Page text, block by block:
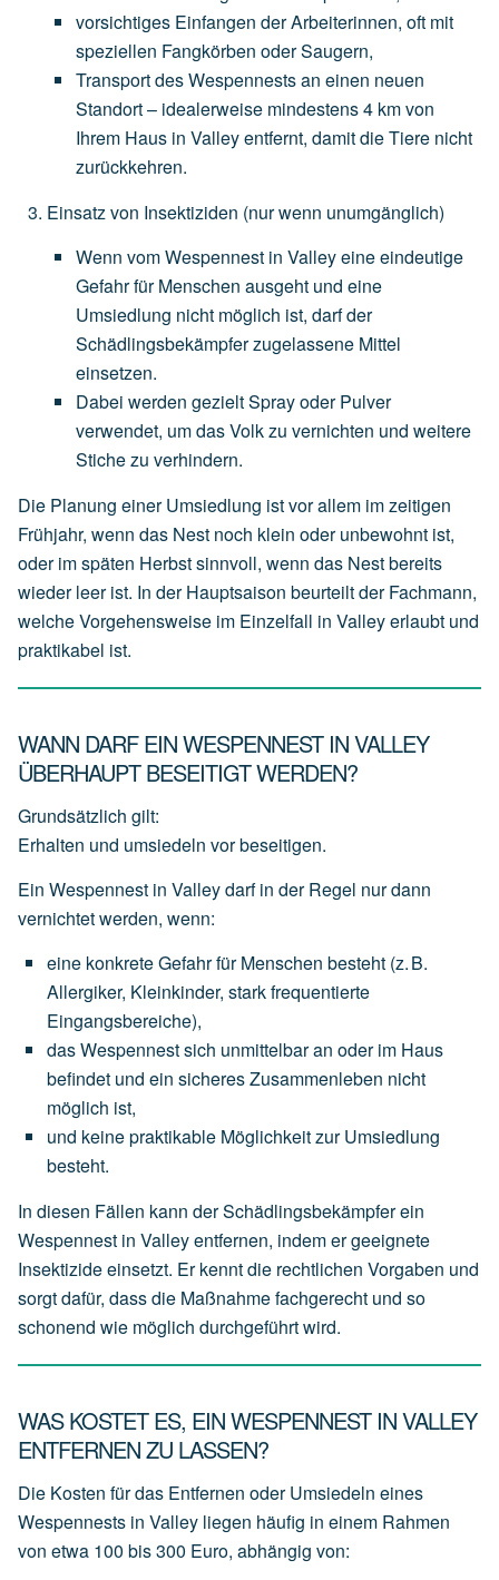
vorsichtiges Einfangen derArbeiterinnen, oft mit
speziellen Fangkörben oderSaugern,
TransportdesWespennestsan einen neuen
Standort– idealerweise mindestens4 kmvon
Ihrem Haus in Valleyentfernt, damitdieTiere nicht
zurückkehren.
Einsatz von Insektiziden (nurwenn unumgänglich)
Wenn vomWespennest in Valleyeineeindeutige
Gefahrfür Menschen ausgeht und eine
Umsiedlung nicht möglich ist, darfder
Schädlingsbekämpferzugelassene Mittel
einsetzen.
Dabei werden gezieltSprayoder Pulver
verwendet, umdasVolkzu vernichten und weitere
Stichezu verhindern.
Die Planung einer Umsiedlung ist vor allem im zeitigen
Frühjahr, wenn das Nest noch klein oder unbewohnt ist,
oder im späten Herbst sinnvoll, wenn das Nest bereits
wieder leer ist. In der Hauptsaison beurteilt der Fachmann,
welche Vorgehensweise im Einzelfall in Valley erlaubt und
praktikabel ist.
WANN DARF EIN WESPENNEST IN VALLEY
ÜBERHAUPT BESEITIGT WERDEN?
Grundsätzlich gilt:
Erhalten und umsiedeln vor beseitigen.
Ein Wespennest in Valley darf in der Regel nur dann
vernichtet werden, wenn:
eine konkrete Gefahr für Menschen besteht (z.B.
Allergiker, Kleinkinder, starkfrequentierte
Eingangsbereiche),
dasWespennestsich unmittelbar an oder im Haus
befindet und ein sicheresZusammenleben nicht
möglich ist,
und keinepraktikable Möglichkeitzur Umsiedlung
besteht.
In diesen Fällen kann der Schädlingsbekämpfer ein
Wespennest in Valley entfernen, indem er geeignete
Insektizide einsetzt. Er kennt die rechtlichen Vorgaben und
sorgt dafür, dass die Maßnahme fachgerecht und so
schonend wie möglich durchgeführt wird.
WAS KOSTET ES, EIN WESPENNEST IN VALLEY
ENTFERNEN ZU LASSEN?
Die Kosten für das Entfernen oder Umsiedeln eines
Wespennests in Valley liegen häufig in einem Rahmen
von etwa 100 bis 300 Euro, abhängig von: